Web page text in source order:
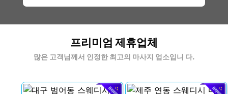
프리미엄 제휴업체
많은 고객님께서 인정한 최고의 마사지 업소입니 다.